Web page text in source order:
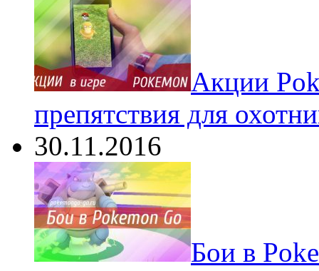
Акции
препятствия для
30.11.2016
Бои в